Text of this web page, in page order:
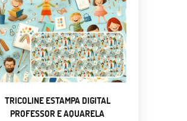
TRICOLINE ESTAMPA DIGITAL
PROFESSOR E AQUARELA